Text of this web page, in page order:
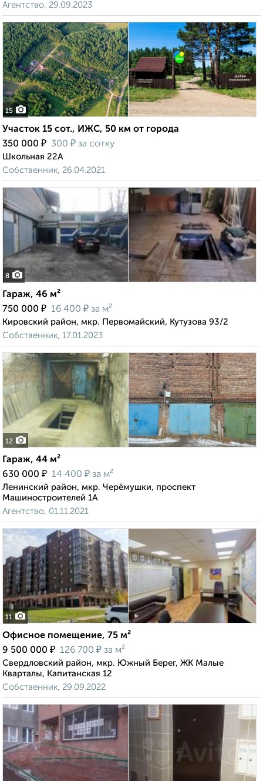
Агентство, 29.09.2023
15
Участок 15 сот., ИЖС, 50 км от города
350 000 ₽ 300 ₽ за сотку
Школьная 22А
Собственник, 26.04.2021
8
Гараж, 46 м²
750 000 ₽ 16 400 ₽ за м²
Кировский район, мкр. Первомайский, Кутузова 93/2
Собственник, 17.01.2023
12
Гараж, 44 м²
630 000 ₽ 14 400 ₽ за м²
Ленинский район, мкр. Черёмушки, проспект
Машиностроителей 1А
Агентство, 01.11.2021
11
Офисное помещение, 75 м²
9 500 000 ₽ 126 700 ₽ за м²
Свердловский район, мкр. Южный Берег, ЖК Малые
Кварталы, Капитанская 12
Собственник, 29.09.2022